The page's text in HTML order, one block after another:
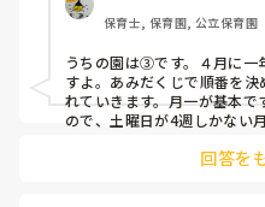
クアップしてもらう
③仮シフトが出た時、土曜出
人を交渉して見つけてもらう
上記のいずれかの対策を取
保育士, 保育園, 公立保育園
うちの園は③です。４月に一
すよ。あみだくじで順番を
れていきます。月一が基本
ので、土曜日が4週しかない
て貰い、主任に報告してます
回答を